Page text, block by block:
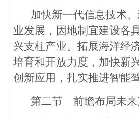
加快新一代信息技术
业发展，因地制宜建设各
兴支柱产业。拓展海洋经
培育和开放力度，加快新
创新应用，扎实推进智能
第二节 前瞻布局未来